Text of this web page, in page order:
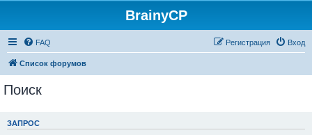
BrainyCP
FAQ Вход
Регистрация
Список форумов
Поиск
ЗАПРОС